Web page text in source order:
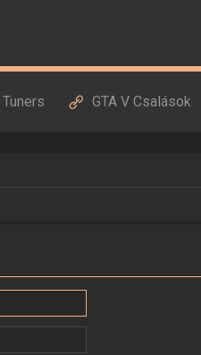
GTA V Csalások